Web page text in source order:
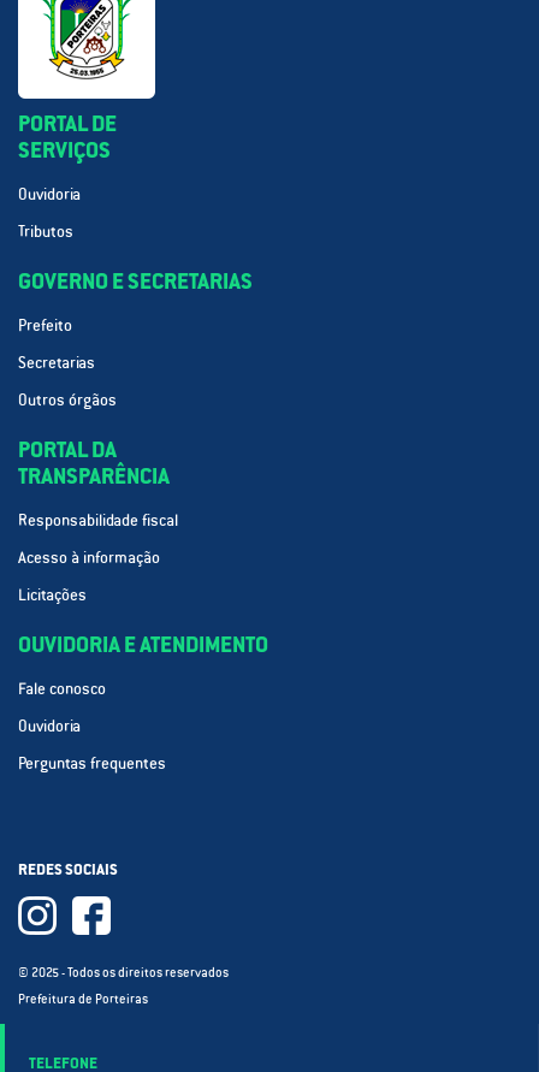
PORTAL DE
SERVIÇOS
Ouvidoria
Tributos
GOVERNO E SECRETARIAS
Prefeito
Secretarias
Outros órgãos
PORTAL DA
TRANSPARÊNCIA
Responsabilidade fiscal
Acesso à informação
Licitações
OUVIDORIA E ATENDIMENTO
Fale conosco
Ouvidoria
Perguntas frequentes
REDES SOCIAIS
© 2025 - Todos os direitos reservados
Prefeitura de Porteiras
TELEFONE